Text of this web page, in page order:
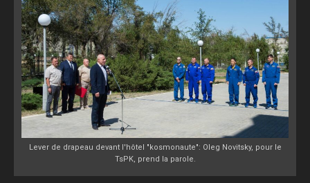
Lever de drapeau devant l'hôtel "kosmonaute": Oleg Novitsky, pour le
TsPK, prend la parole.